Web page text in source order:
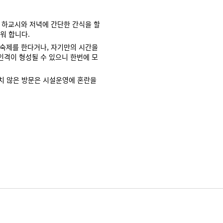
교시와 저녁에 간단한 간식을 할
합니다.
제를 한다거나, 자기만의 시간을
격이 형성될 수 있으니 한번에 모
않은 방문은 시설운영에 혼란을